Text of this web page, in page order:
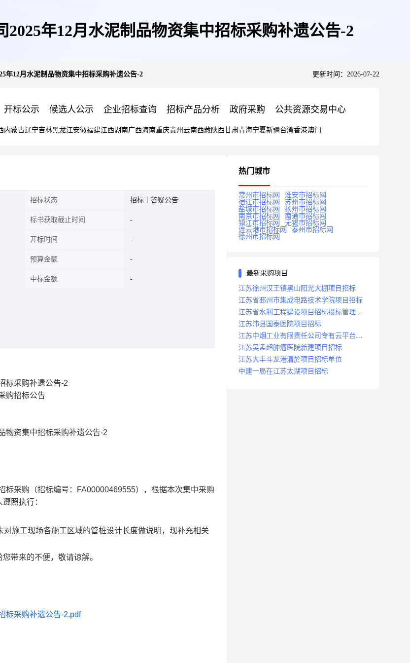
年12月水泥制品物资集中招标采购补遗公告-2
年12月水泥制品物资集中招标采购补遗公告-2 更新时间：2026-07-22
开标公示 候选人公示 企业招标查询 招标产品分析 政府采购 公共资源交易中心
内蒙古辽宁吉林黑龙江安徽福建江西湖南广西海南重庆贵州 云南西藏陕西甘肃青海宁夏新疆台湾香港澳门
招标状态 招标｜答疑公告
标书获取截止时间
开标时间
预算金额
中标金额
标采购补遗公告-2
购招标公告
物资集中招标采购补遗公告-2
标采购（招标编号：FA00000469555），根据本次集中采购
照执行：
施工现场各施工区域的管桩设计长度做说明，现补充相关
带来的不便，敬请谅解。
标采购补遗公告-2.pdf
热门城市
常州市招标网
淮安市招标网
宿迁市招标网
苏州市招标网
盐城市招标网
扬州市招标网
南京市招标网
南通市招标网
镇江市招标网
无锡市招标网
连云港市招标网
泰州市招标网
徐州市招标网
最新采购项目
江苏徐州汉王镇黑山阳光大棚项目招标
江苏省邳州市集成电路技术学院项目招标
江苏省水利工程建设项目招标投标管理办
法
江苏沛县国泰医院项目招标
江苏中烟工业有限责任公司专有云平台扩
容项目招标
江苏吴孟超肿瘤医院新建项目招标
江苏大丰斗龙港清於项目招标单位
中建一局在江苏太湖项目招标